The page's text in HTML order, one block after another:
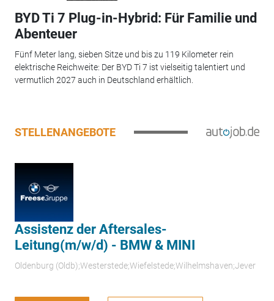
BYD Ti 7 Plug-in-Hybrid: Für Familie und
Abenteuer
Fünf Meter lang, sieben Sitze und bis zu 119 Kilometer rein
elektrische Reichweite: Der BYD Ti 7 ist vielseitig talentiert und
vermutlich 2027 auch in Deutschland erhältlich.
STELLENANGEBOTE
Assistenz der Aftersales-
Leitung(m/w/d) - BMW & MINI
Oldenburg (Oldb);Westerstede;Wiefelstede;Wilhelmshaven;Jever